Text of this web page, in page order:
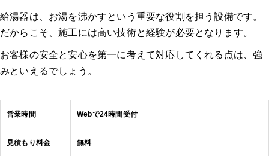
給湯器は、お湯を沸かすという重要な役割を担う設備です。
だからこそ、施工には高い技術と経験が必要となります。
お客様の安全と安心を第一に考えて対応してくれる点は、強
みといえるでしょう。
営業時間 Webで24時間受付
見積もり料金 無料